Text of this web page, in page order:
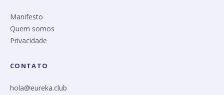
Manifesto
Quem somos
Privacidade
CONTATO
hola@eureka.club